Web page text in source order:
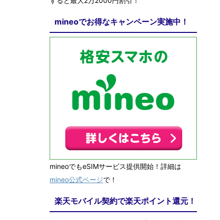
mineoでお得なキャンペーン実施中！
mineoでもeSIMサービス提供開始！詳細は
mineo公式ページで！
楽天モバイル契約で楽天ポイント還元！